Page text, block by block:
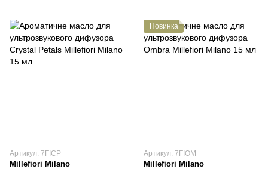
Артикул: 7FICP
Millefiori Milano
Новинка
Артикул: 7FIOM
Millefiori Milano